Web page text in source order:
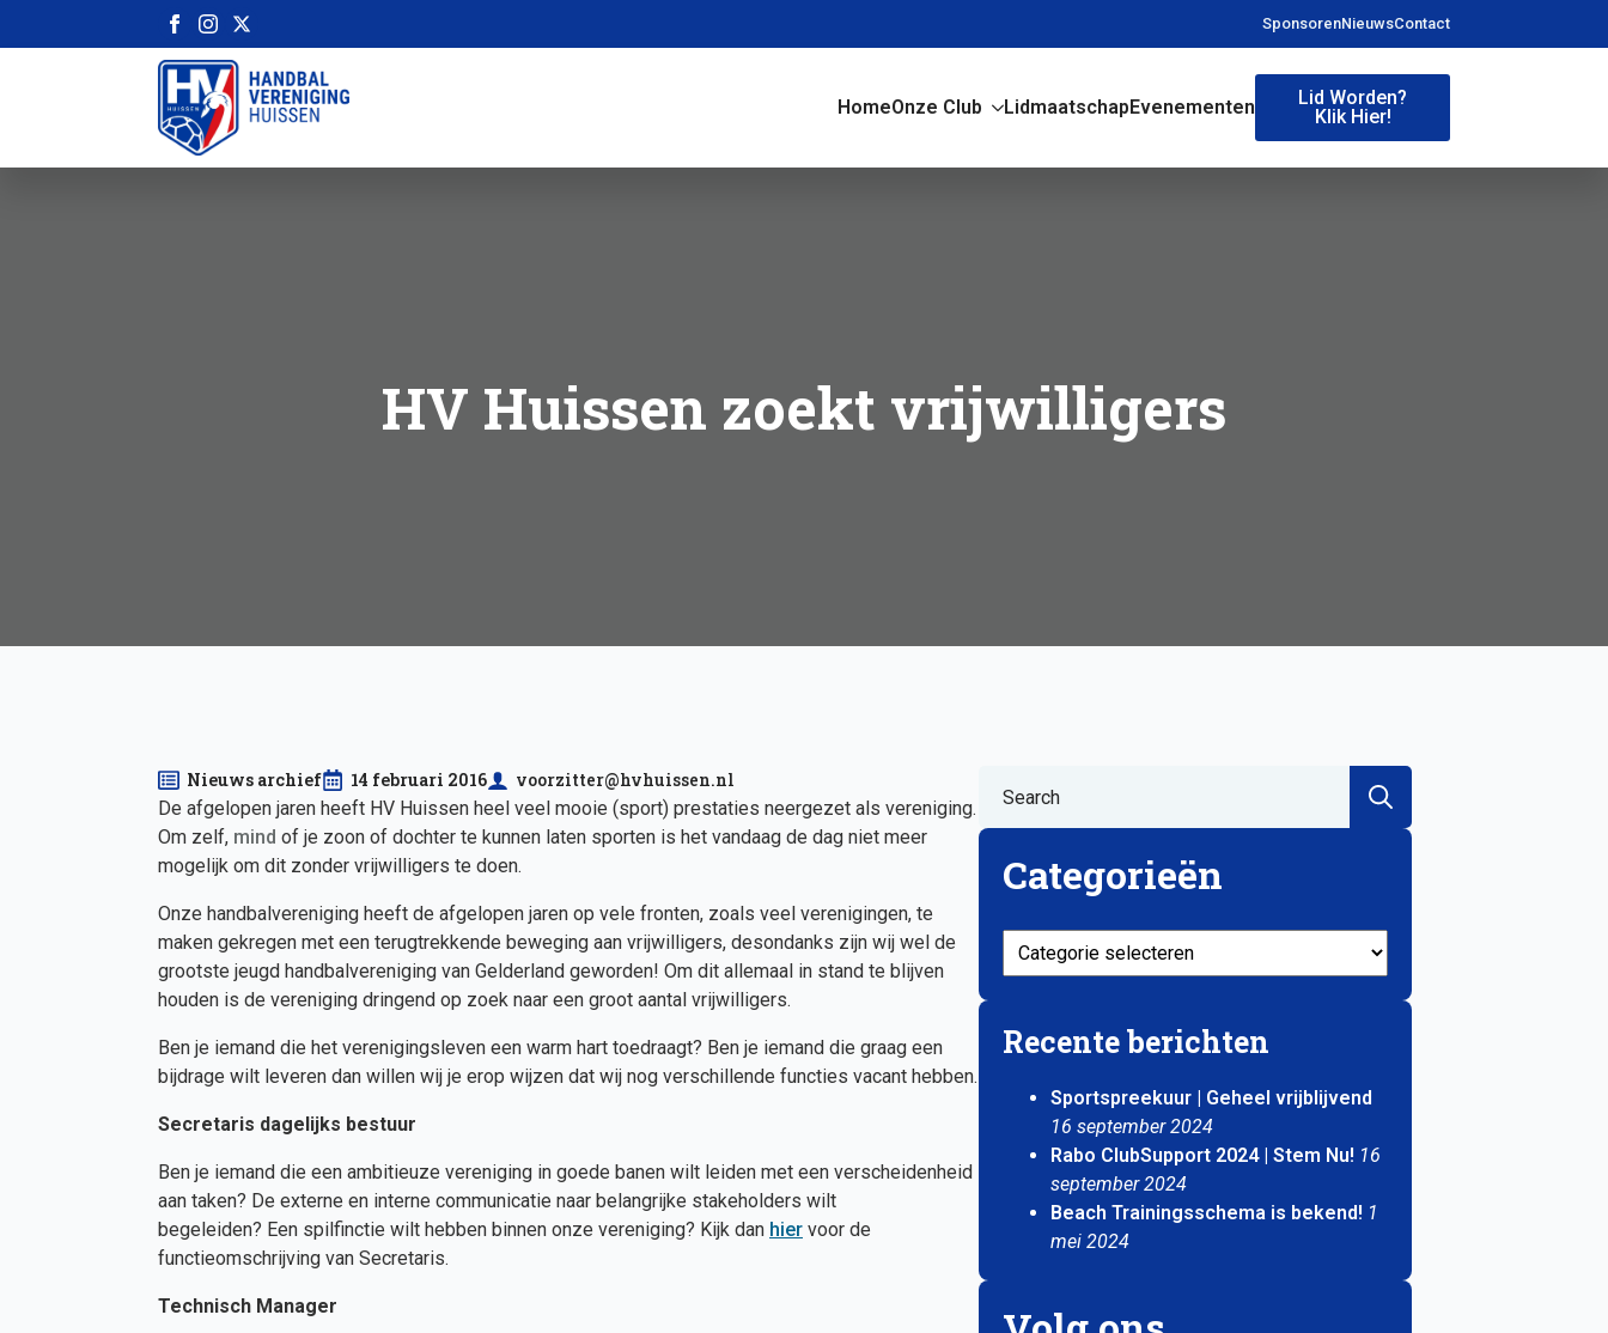
SponsorenNieuwsContact
HomeOnze Club LidmaatschapEvenementen
Lid Worden?
Klik Hier!
HV Huissen zoekt vrijwilligers
Nieuws archief 14 februari 2016
voorzitter@hvhuissen.nl
De afgelopen jaren heeft HV Huissen heel veel mooie (sport) prestaties neergezet als vereniging.
Om zelf, mind of je zoon of dochter te kunnen laten sporten is het vandaag de dag niet meer
mogelijk om dit zonder vrijwilligers te doen.
Onze handbalvereniging heeft de afgelopen jaren op vele fronten, zoals veel verenigingen, te
maken gekregen met een terugtrekkende beweging aan vrijwilligers, desondanks zijn wij wel de
grootste jeugd handbalvereniging van Gelderland geworden! Om dit allemaal in stand te blijven
houden is de vereniging dringend op zoek naar een groot aantal vrijwilligers.
Ben je iemand die het verenigingsleven een warm hart toedraagt? Ben je iemand die graag een
bijdrage wilt leveren dan willen wij je erop wijzen dat wij nog verschillende functies vacant hebben.
Secretaris dagelijks bestuur
Ben je iemand die een ambitieuze vereniging in goede banen wilt leiden met een verscheidenheid
aan taken? De externe en interne communicatie naar belangrijke stakeholders wilt
begeleiden? Een spilfinctie wilt hebben binnen onze vereniging? Kijk dan hier voor de
functieomschrijving van Secretaris.
Technisch Manager
Search
Categorieën
Categorieën
Recente berichten
Sportspreekuur | Geheel vrijblijvend
16 september 2024
Rabo ClubSupport 2024 | Stem Nu! 16
september 2024
Beach Trainingsschema is bekend! 1
mei 2024